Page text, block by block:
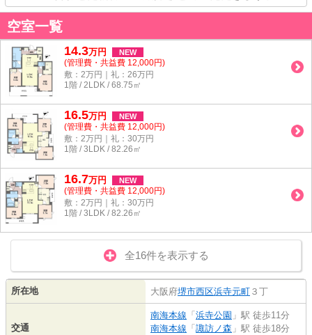
空室一覧
14.3万円 NEW
(管理費・共益費 12,000円)
敷：2万円｜礼：26万円
1階 / 2LDK / 68.75㎡
16.5万円 NEW
(管理費・共益費 12,000円)
敷：2万円｜礼：30万円
1階 / 3LDK / 82.26㎡
16.7万円 NEW
(管理費・共益費 12,000円)
敷：2万円｜礼：30万円
1階 / 3LDK / 82.26㎡
全16件を表示する
所在地 大阪府堺市西区浜寺元町 ３丁
交通
南海本線 「 浜寺公園 」駅 徒歩11分
南海本線 「 諏訪ノ森 」駅 徒歩18分